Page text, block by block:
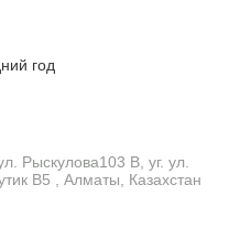
год
Рыскулова103 В, уг. ул.
В5 , Алматы, Казахстан